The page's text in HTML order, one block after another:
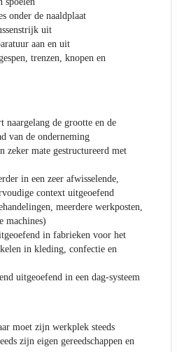
onder de naaldplaat
uit
aan en uit
trenzen, knopen en
naargelang de grootte en de
van de onderneming
zeker mate gestructureerd met
in een zeer afwisselende,
context uitgeoefend
meerdere werkposten,
machines)
in fabrieken voor het
in kleding, confectie en
uitgeoefend in een dag-systeem
moet zijn werkplek steeds
zijn eigen gereedschappen en